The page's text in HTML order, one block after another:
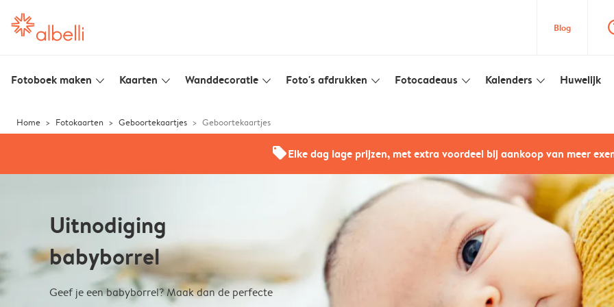
Blog
Fotoboek maken slim_arrow_down Kaarten slim_arrow_down Wanddecoratie slim_arrow_down Foto's afdrukken slim_arrow_down Fotocadeaus slim_arrow_down Kalenders slim_arrow_down Huwelijk
Home Fotokaarten Geboortekaartjes Geboortekaartjes
offersElke dag lage prijzen, met extra voordeel bij aankoop van meer
Uitnodiging
babyborrel
Geef je een babyborrel? Maak dan de perfecte